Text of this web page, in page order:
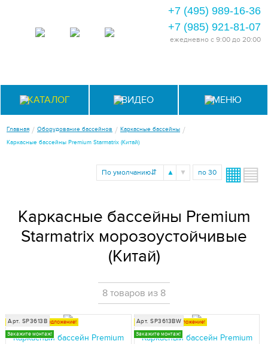
+7 (495) 989-16-36
+7 (985) 921-81-07
ежедневно с 9:00 до 20:00
КАТАЛОГ ВИДЕО МЕНЮ
Главная / Оборудование бассейнов / Каркасные бассейны /
Каркасные бассейны Premium Starmatrix (Китай)
По умолчанию⇵ ▲ ▼ по 30 ▦▤
Каркасные бассейны Premium
Starmatrix морозоустойчивые
(Китай)
8 товаров из 8
Специальное предложение!
Закажите монтаж!
Арт. SP3613B
Каркасный бассейн Premium
Специальное предложение!
Закажите монтаж!
Арт. SP3613BW
Каркасный бассейн Premium